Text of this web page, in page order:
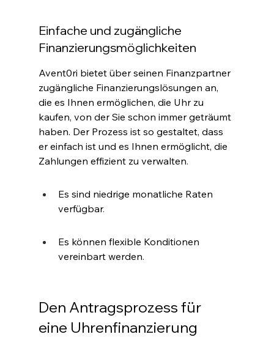
Einfache und zugängliche
Finanzierungsmöglichkeiten
Avent0ri bietet über seinen Finanzpartner
zugängliche Finanzierungslösungen an,
die es Ihnen ermöglichen, die Uhr zu
kaufen, von der Sie schon immer geträumt
haben. Der Prozess ist so gestaltet, dass
er einfach ist und es Ihnen ermöglicht, die
Zahlungen effizient zu verwalten.
Es sind niedrige monatliche Raten
verfügbar.
Es können flexible Konditionen
vereinbart werden.
Den Antragsprozess für
eine Uhrenfinanzierung